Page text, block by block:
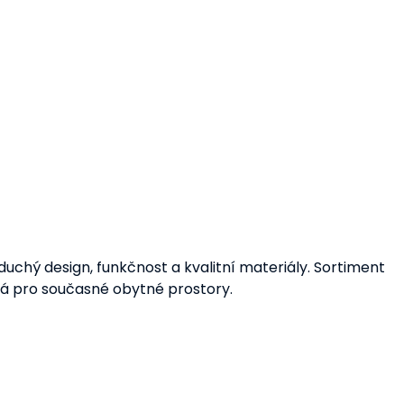
design, funkčnost a kvalitní materiály. Sortiment
pro současné obytné prostory.